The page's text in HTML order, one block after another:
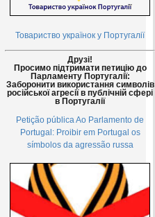
Товариство українок у Португалії
Друзі!
Просимо підтримати петицію до
Парламенту Португалії:
Заборонити використання символів
російської агресії в публічній сфері
в Португалії
Petição pública Ao Parlamento de
Portugal: Proibir em Portugal os
símbolos da agressão russa